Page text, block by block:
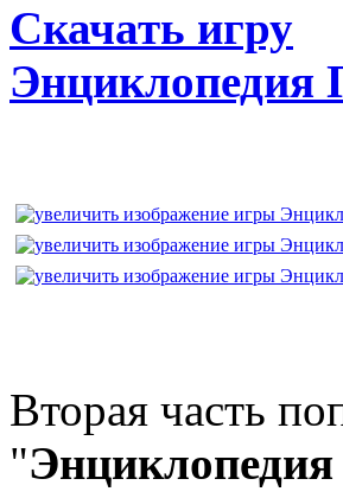
Скачать игру
Энциклопедия
Вторая часть
"Энциклопедия